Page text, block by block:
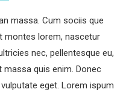
massa. Cum sociis que
montes lorem, nascetur
nec, pellentesque eu,
massa quis enim. Donec
eget. Lorem ispum